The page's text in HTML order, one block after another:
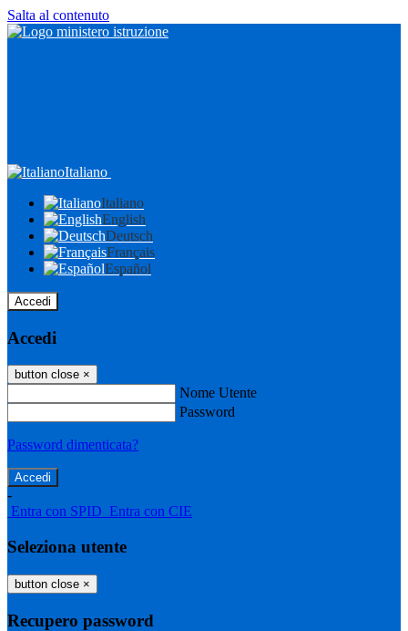
Salta al contenuto
Italiano
Italiano
English
Deutsch
Français
Español
Accedi
Accedi
button close ×
Nome Utente
Password
Password dimenticata?
-
Entra con SPID Entra con CIE
Seleziona utente
button close ×
Recupero password